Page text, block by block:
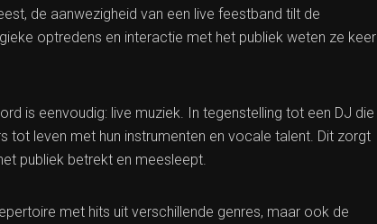
de aanwezigheid van een live feestband tilt de
optredens en interactie met het publiek weten ze keer
is eenvoudig: live muziek. In tegenstelling tot een DJ die
tot leven met hun instrumenten en vocale talent. Dit zorgt
publiek betrekt en meesleept.
met hits uit verschillende genres, maar ook de